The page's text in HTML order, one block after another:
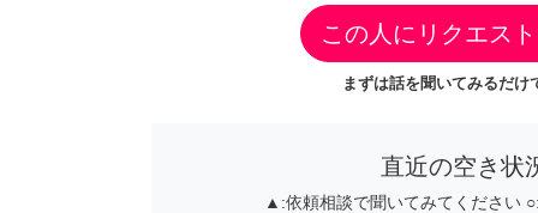
この人にリクエス
まずは話を聞いてみるだけ
直近の空き状
▲:依頼相談で聞いてみてください ○: